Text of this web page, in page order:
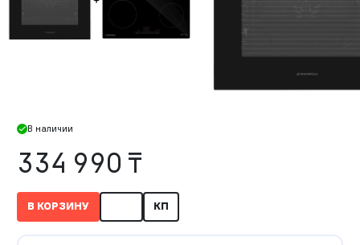
В наличии
334 990 ₸
В КОРЗИНУ КП